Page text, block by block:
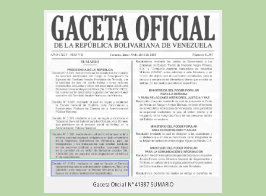
Gaceta Oficial N° 41387 SUMARIO